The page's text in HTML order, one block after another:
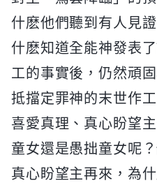
什麽他們聽到有人見
什麽知道全能神發表
工的事實後，仍然頑
抵擋定罪神的末世作
喜愛真理、真心盼望
童女還是愚拙童女呢
真心盼望主再來，為